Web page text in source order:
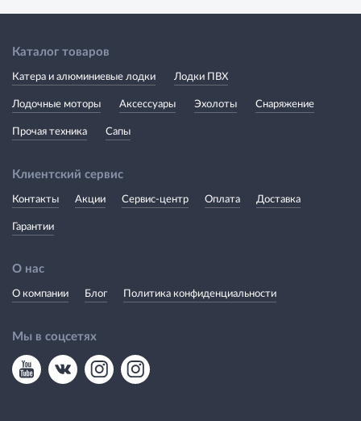
Каталог товаров
Катера и алюминиевые лодки Лодки ПВХ
Лодочные моторы Аксессуары Эхолоты Снаряжение
Прочая техника Сапы
Клиентский сервис
Контакты Акции Сервис-центр Оплата Доставка
Гарантии
О нас
О компании Блог Политика конфиденциальности
Мы в соцсетях